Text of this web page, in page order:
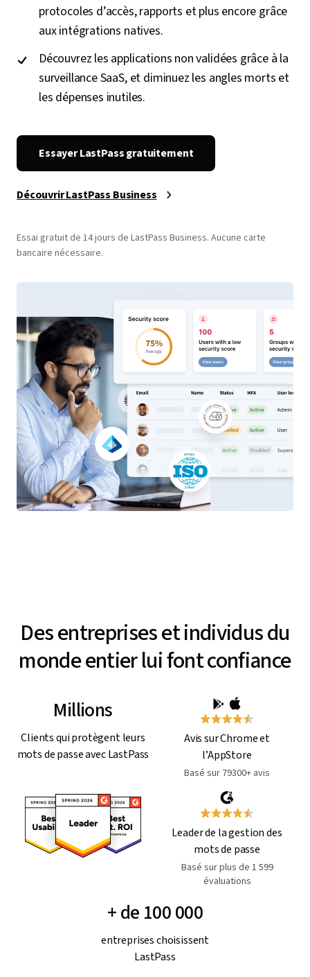
protocoles d’accès, rapports et plus encore grâce
aux intégrations natives.
Découvrez les applications non validées grâce à la
surveillance SaaS, et diminuez les angles morts et
les dépenses inutiles.
Essayer LastPass gratuitement
Découvrir LastPass Business
Essai gratuit de 14 jours de LastPass Business. Aucune carte
bancaire nécessaire.
Des entreprises et individus du
monde entier lui font confiance
Millions
Clients qui protègent leurs
mots de passe avec LastPass
Avis sur Chrome et
l’AppStore
Basé sur 79300+ avis
Leader de la gestion des
mots de passe
Basé sur plus de 1 599
évaluations
+ de 100 000
entreprises choisissent
LastPass